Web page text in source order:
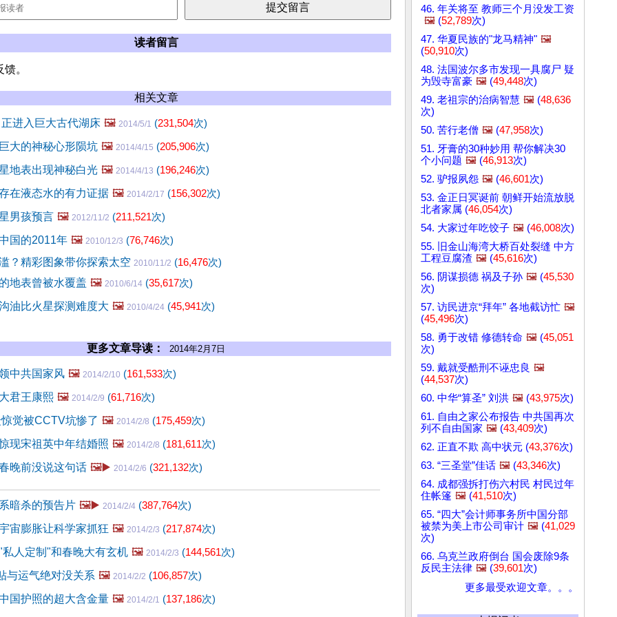
读者留言
。
相关文章
进入巨大古代湖床 🖼️ 2014/5/1 (231,504次)
大的神秘心形陨坑 🖼️ 2014/4/15 (205,906次)
地表出现神秘白光 🖼️ 2014/4/13 (196,246次)
在液态水的有力证据 🖼️ 2014/2/17 (156,302次)
男孩预言 🖼️ 2012/11/2 (211,521次)
国的2011年 🖼️ 2010/12/3 (76,746次)
？精彩图象带你探索太空 2010/11/2 (16,476次)
地表曾被水覆盖 🖼️ 2010/6/14 (35,617次)
油比火星探测难度大 🖼️ 2010/4/24 (45,941次)
更多文章导读： 2014年2月7日
中共国家风 🖼️ 2014/2/10 (161,533次)
君王康熙 🖼️ 2014/2/9 (61,716次)
觉被CCTV坑惨了 🖼️ 2014/2/8 (175,459次)
现宋祖英中年结婚照 🖼️ 2014/2/8 (181,611次)
晚前没说这句话 🖼️▶️ 2014/2/6 (321,132次)
暗杀的预告片 🖼️▶️ 2014/2/4 (387,764次)
宙膨胀让科学家抓狂 🖼️ 2014/2/3 (217,874次)
人定制"和春晚大有玄机 🖼️ 2014/2/3 (144,561次)
与运气绝对没关系 🖼️ 2014/2/2 (106,857次)
国护照的超大含金量 🖼️ 2014/2/1 (137,186次)
46. 年关将至 教师三个月没发工资
🖼️ (52,789次)
47. 华夏民族的"龙马精神" 🖼️
(50,910次)
48. 法国波尔多市发现一具腐尸 疑
为毁寺富豪 🖼️ (49,448次)
49. 老祖宗的治病智慧 🖼️ (48,636
次)
50. 苦行老僧 🖼️ (47,958次)
51. 牙膏的30种妙用 帮你解决30
个小问题 🖼️ (46,913次)
52. 驴报夙怨 🖼️ (46,601次)
53. 金正日冥诞前 朝鲜开始流放脱
北者家属 (46,054次)
54. 大家过年吃饺子 🖼️ (46,008次)
55. 旧金山海湾大桥百处裂缝 中方
工程豆腐渣 🖼️ (45,616次)
56. 阴谋损德 祸及子孙 🖼️ (45,530
次)
57. 访民进京“拜年” 各地截访忙 🖼️
(45,496次)
58. 勇于改错 修德转命 🖼️ (45,051
次)
59. 戴就受酷刑不诬忠良 🖼️
(44,537次)
60. 中华“算圣” 刘洪 🖼️ (43,975次)
61. 自由之家公布报告 中共国再次
列不自由国家 🖼️ (43,409次)
62. 正直不欺 高中状元 (43,376次)
63. “三圣堂”佳话 🖼️ (43,346次)
64. 成都强拆打伤六村民 村民过年
住帐篷 🖼️ (41,510次)
65. “四大”会计师事务所中国分部
被禁为美上市公司审计 🖼️ (41,029
次)
66. 乌克兰政府倒台 国会废除9条
反民主法律 🖼️ (39,601次)
更多最受欢迎文章。。。